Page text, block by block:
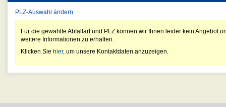
PLZ-Auswahl ändern
Für die gewählte Abfallart und PLZ können wir Ihnen leider kein Angebot
weitere Informationen zu erhalten.
Klicken Sie hier, um unsere Kontaktdaten anzuzeigen.